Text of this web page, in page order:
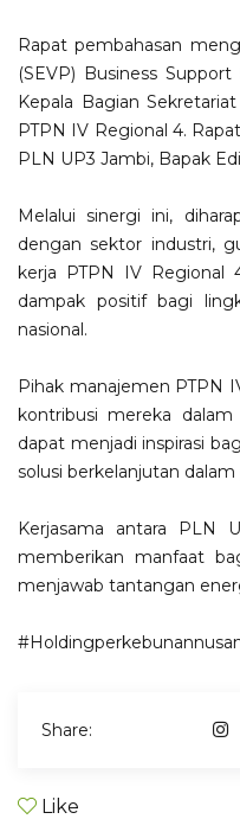
Rapat pembahasan
(SEVP) Business
Kepala Bagian
PTPN IV Regional 4.
PLN UP3 Jambi, Bapak
Melalui sinergi ini,
dengan sektor industri,
kerja PTPN IV Regional
dampak positif bagi
nasional.
Pihak manajemen PTPN
kontribusi mereka dalam
dapat menjadi inspirasi
solusi berkelanjutan
Kerjasama antara PLN
memberikan manfaat
menjawab tantangan
Share:
Like